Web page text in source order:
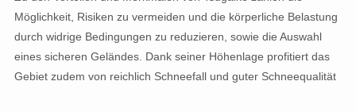
Möglichkeit, Risiken zu vermeiden und die körperliche Belastung
durch widrige Bedingungen zu reduzieren, sowie die Auswahl
eines sicheren Geländes. Dank seiner Höhenlage profitiert das
Gebiet zudem von reichlich Schneefall und guter Schneequalität